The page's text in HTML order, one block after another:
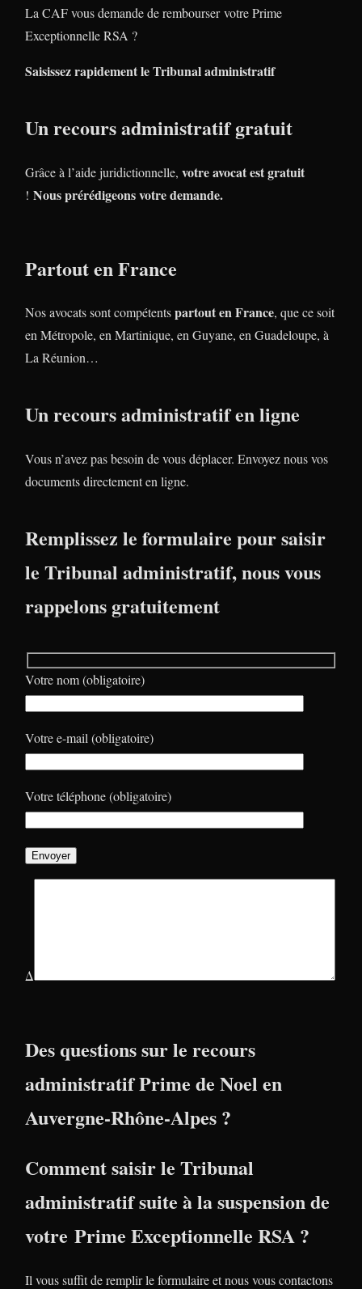
La CAF vous demande de rembourser votre Prime
Exceptionnelle RSA ?
Saisissez rapidement le Tribunal administratif
Un recours administratif gratuit
Grâce à l’aide juridictionnelle, votre avocat est gratuit
! Nous prérédigeons votre demande.
Partout en France
Nos avocats sont compétentspartout en France, que ce soit
en Métropole, en Martinique, en Guyane, en Guadeloupe, à
La Réunion…
Un recours administratif en ligne
Vous n’avez pas besoin de vous déplacer. Envoyez nous vos
documents directement en ligne.
Remplissez le formulaire pour saisir
le Tribunal administratif, nous vous
rappelons gratuitement
Votre nom (obligatoire)
Votre e-mail (obligatoire)
Votre téléphone (obligatoire)
Δ
Des questions sur le recours
administratif Prime de Noel en
Auvergne-Rhône-Alpes ?
Comment saisir le Tribunal
administratif suite à la suspension de
votre Prime Exceptionnelle RSA ?
Il vous suffit de remplir le formulaire et nous vous contactons